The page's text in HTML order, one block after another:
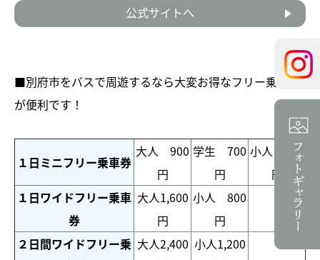
公式サイトへ
■別府市をバスで周遊するなら大変お得なフリー乗車券
が便利です！
１日ミニフリー乗車券
大人 900
円
学生 700
円
小人 450
円
１日ワイドフリー乗車
券
大人1,600
円
小人 800
円
２日間ワイドフリー乗 大人2,400 小人1,200